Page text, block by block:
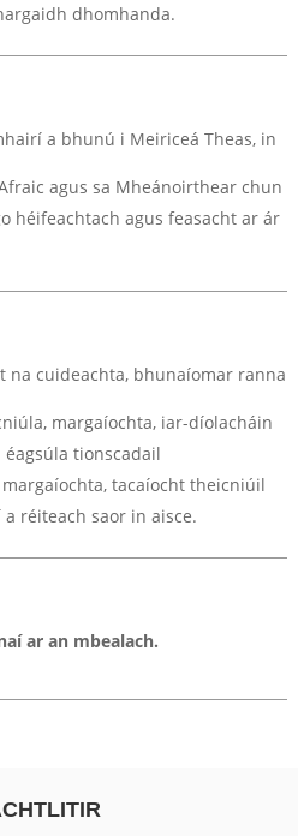
dhomhanda.
a bhunú i Meiriceá Theas, in
agus sa Mheánoirthear chun
héifeachtach agus feasacht ar ár
na cuideachta, bhunaíomar ranna
margaíochta, iar-díolacháin
tionscadail
tacaíocht theicniúil
réiteach saor in aisce.
ar an mbealach.